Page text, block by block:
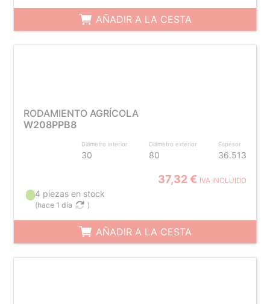
AÑADIR A LA CESTA
RODAMIENTO AGRÍCOLA
W208PPB8
Diámetro interior
30
Diámetro exterior
80
Espesor
36.513
37,32 € IVA INCLUIDO
4 piezas en stock
(hace 1 día )
AÑADIR A LA CESTA